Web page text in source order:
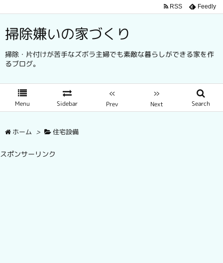
掃除嫌いの家づくり
掃除・片付けが苦手なズボラ主婦でも素敵な暮らしができる家を作
るブログ。
Menu Sidebar
«
Prev
»
Next Search
RSS Feedly
ホーム > 住宅設備
スポンサーリンク